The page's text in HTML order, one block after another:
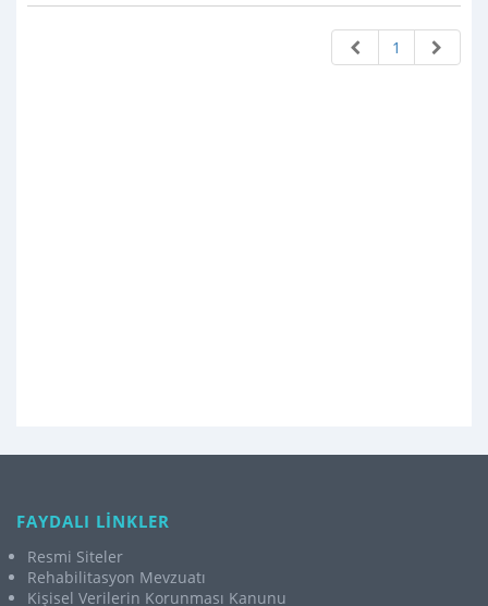
1
FAYDALI LİNKLER
Resmi Siteler
Rehabilitasyon Mevzuatı
Kişisel Verilerin Korunması Kanunu